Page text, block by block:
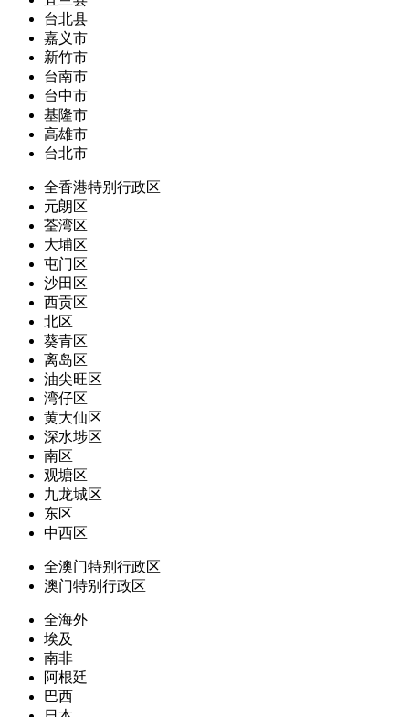
台北县
嘉义市
新竹市
台南市
台中市
基隆市
高雄市
台北市
全香港特别行政区
元朗区
荃湾区
大埔区
屯门区
沙田区
西贡区
北区
葵青区
离岛区
油尖旺区
湾仔区
黄大仙区
深水埗区
南区
观塘区
九龙城区
东区
中西区
全澳门特别行政区
澳门特别行政区
全海外
埃及
南非
阿根廷
巴西